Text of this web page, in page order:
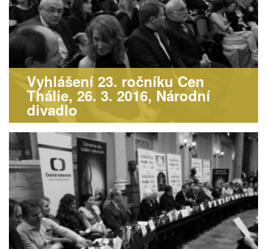
Vyhlášení 23. ročníku Cen
Thálie, 26. 3. 2016, Národní
divadlo